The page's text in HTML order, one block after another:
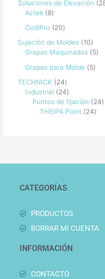
Soluciones de Elevación
Actek
8
CodiPro
20
Sujeción de Moldes
10
Grapas Maquinadas
5
Grapas para Molde
5
TECHNICK
24
Industrial
24
Puntos de fijación
24
THEIPA Point
24
CATEGORÍAS
PRODUCTOS
BORRAR MI CUENTA
INFORMACIÓN
CONTACTO